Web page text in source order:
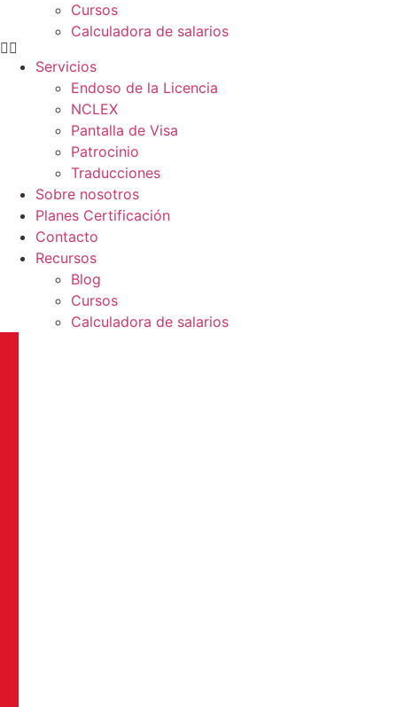
Cursos
Calculadora de salarios
Servicios
Endoso de la Licencia
NCLEX
Pantalla de Visa
Patrocinio
Traducciones
Sobre nosotros
Planes Certificación
Contacto
Recursos
Blog
Cursos
Calculadora de salarios